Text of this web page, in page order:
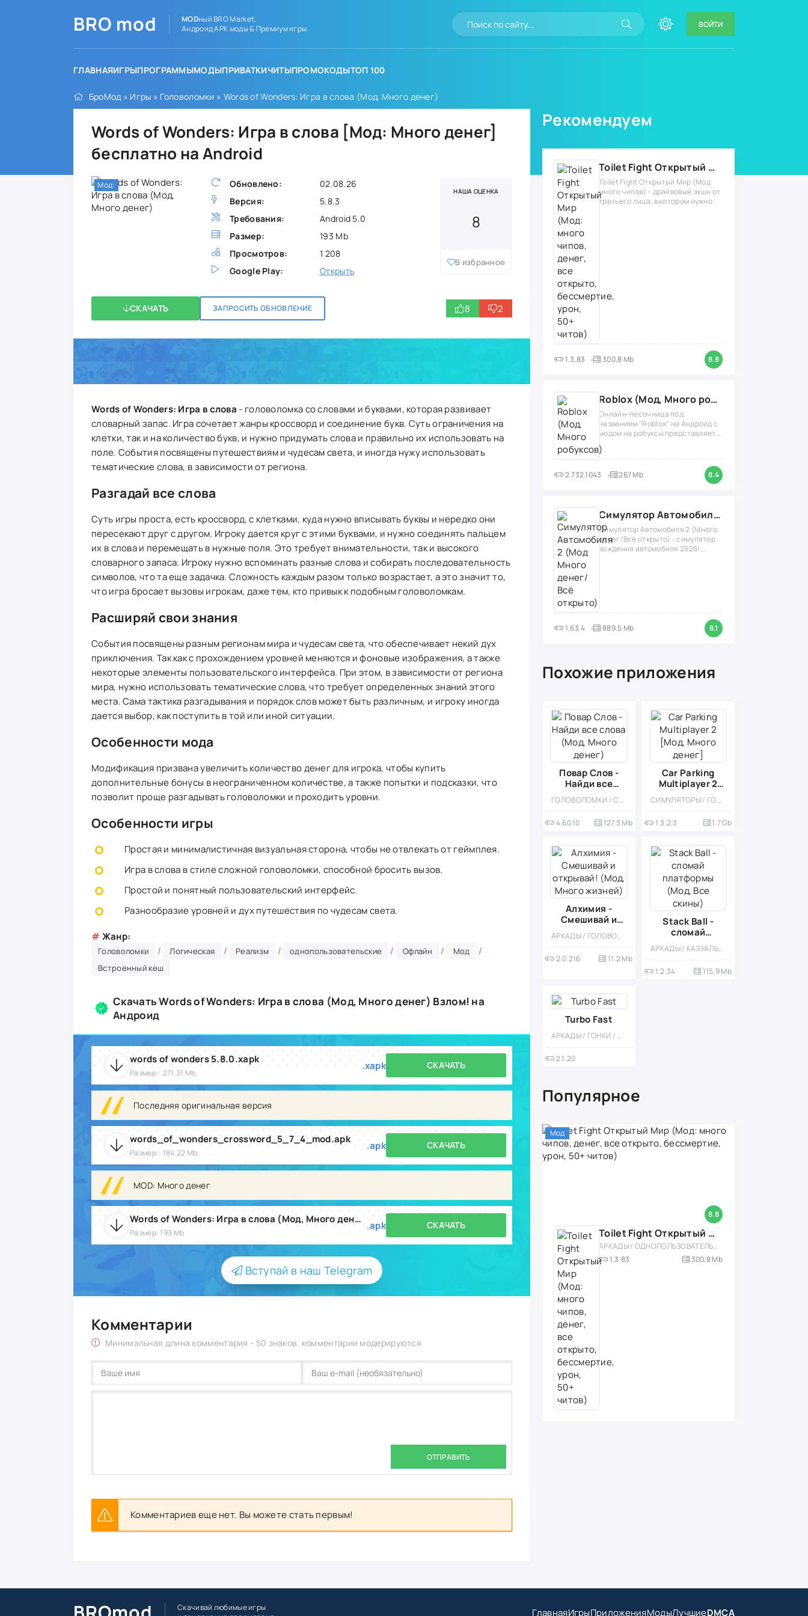
BRO mod MODный BRO Market.
Андроид APK моды & Премиум игры.
ВОЙТИ
ГЛАВНАЯИГРЫПРОГРАММЫМОДЫПРИВАТКИЧИТЫПРОМОКОДЫТОП 100
БроМод » Игры » Головоломки » Words of Wonders: Игра в слова (Мод, Много денег)
Words of Wonders: Игра в слова [Мод: Много денег]
бесплатно на Android
Обновлено:
02.08.26
Версия:
5.8.3
Требования:
Android 5.0
Размер:
193 Mb
Просмотров:
1 208
Google Play:
Открыть
НАША ОЦЕНКА
8
В избранное
СКАЧАТЬ ЗАПРОСИТЬ ОБНОВЛЕНИЕ 8 2
Мод:
Words of Wonders: Игра в слова - головоломка со словами и буквами, которая развивает
словарный запас. Игра сочетает жанры кроссворд и соединение букв. Суть ограничения на
клетки, так и на количество букв, и нужно придумать слова и правильно их использовать на
поле. События посвящены путешествиям и чудесам света, и иногда нужу использовать
тематические слова, в зависимости от региона.
Разгадай все слова
Суть игры проста, есть кроссворд, с клетками, куда нужно вписывать буквы и нередко они
пересекают друг с другом. Игроку дается круг с этими буквами, и нужно соединять пальцем
их в слова и перемещать в нужные поля. Это требует внимательности, так и высокого
словарного запаса. Игроку нужно вспоминать разные слова и собирать последовательность
символов, что та еще задачка. Сложность каждым разом только возрастает, а это значит то,
что игра бросает вызовы игрокам, даже тем, кто привык к подобным головоломкам.
Расширяй свои знания
События посвящены разным регионам мира и чудесам света, что обеспечивает некий дух
приключения. Так как с прохождением уровней меняются и фоновые изображения, а также
некоторые элементы пользовательского интерфейса. При этом, в зависимости от региона
мира, нужно использовать тематические слова, что требует определенных знаний этого
места. Сама тактика разгадывания и порядок слов может быть различным, и игроку иногда
дается выбор, как поступить в той или иной ситуации.
Особенности мода
Модификация призвана увеличить количество денег для игрока, чтобы купить
дополнительные бонусы в неограниченном количестве, а также попытки и подсказки, что
позволит проще разгадывать головоломки и проходить уровни.
Особенности игры
Простая и минималистичная визуальная сторона, чтобы не отвлекать от геймплея.
Игра в слова в стиле сложной головоломки, способной бросить вызов.
Простой и понятный пользовательский интерфейс.
Разнообразие уровней и дух путешествия по чудесам света.
# Жанр:
Головоломки / Логическая / Реализм / однопользовательские / Офлайн / Мод /
Встроенный кеш
Скачать Words of Wonders: Игра в слова (Мод, Много денег) Взлом! на
Андроид
words of wonders 5.8.0.xapk
Размер:: 271.31 Mb,
.xapk СКАЧАТЬ
Последняя оригинальная версия
words_of_wonders_crossword_5_7_4_mod.apk
Размер:: 184.22 Mb,
.apk СКАЧАТЬ
MOD: Много денег
Words of Wonders: Игра в слова (Мод, Много денег) v5.8.3
Размер: 193 Mb
.apk СКАЧАТЬ
Вступай в наш Telegram
Комментарии
Минимальная длина комментария - 50 знаков. комментарии модерируются
ОТПРАВИТЬ
Комментариев еще нет. Вы можете стать первым!
Рекомендуем
Toilet Fight Открытый Мир (Мод: много чипов, денег, все открыто, бессмертие, урон, 50+ читов)
Toilet Fight Открытый Мир (Мод
много чипов) - драйвовый экшн от
третьего лица, в котором нужно
1.3.83 300,8 Mb 8.8
Roblox (Мод, Много робуксов)
Онлайн-песочница под
названием "Roblox" на Андроид с
модом на робуксы представляет
собой
2.732.1043 267 Mb 8.4
Симулятор Автомобиля 2 (Мод Много денег/Всё открыто)
Симулятор Автомобиля 2 (Много
денег/Всё открыто) - симулятор
вождения автомобиля 2026!
1.63.4 889.5 Mb 8.1
Похожие приложения
Повар Слов -
Найди все
слова (Мод,
Много денег)ГОЛОВОЛОМКИ / СТИЛИЗАЦИЯ / ОДНОПОЛЬЗОВАТЕЛЬСКИЕ / ОФЛАЙН / МОД / ВСТРОЕННЫЙ КЕШ / ЛОГИЧЕСКАЯ
4.60.10 127.3 Mb
Car Parking
Multiplayer 2
[Мод, Много
денег]
СИМУЛЯТОРЫ / ГОНКИ / ОТКРЫТЫЙ МИР / КАЗУАЛЬНЫЕ / СТИЛИЗАЦИЯ / 3D / ВСТРОЕННЫЙ КЕШ / БОЛЬШАЯ / МОД / ФИЗИКА
1.3.2.3 1.7 Gb
Алхимия -
Смешивай и
открывай!
(Мод, МногоАРКАДЫ / ГОЛОВОЛОМКИ / ФИЗИКА / МОД / РАЗВИВАЮЩИЕ / ОДНОПОЛЬЗОВАТЕЛЬСКИЕ / СОВМЕЩЕНИЕ ПРЕДМЕТОВ / КАЗУАЛЬНЫЕ / СТИЛИЗАЦИЯ / ОФЛАЙН / МАЛЕНЬКАЯ
2.0.216 11.2 Mb
Stack Ball -
сломай
платформы
(Мод, Все
АРКАДЫ / КАЗУАЛЬНЫЕ / АБСТРАКЦИЯ / ОДНОПОЛЬЗОВАТЕЛЬСКИЕ / ОФЛАЙН / МОД / ВСТРОЕННЫЙ КЕШ / 3D / МАЛЕНЬКАЯ / ВЕСЁЛАЯ / ГОЛОВОЛОМКИ
1.2.34 115.9 Mb
Turbo Fast
АРКАДЫ / ГОНКИ / ОДНОПОЛЬЗОВАТЕЛЬСКИЕ / ОФЛАЙН / ДЛЯ ДЕТЕЙ / ПО МУЛЬТФИЛЬМАМ / ГОНОЧНЫЙ ШУТЕР
2.1.20
Популярное
8.8
Мод
Toilet Fight Открытый Мир (Мод: много чипов, денег, все открыто, бессмертие, урон, 50+ читов)
АРКАДЫ / ОДНОПОЛЬЗОВАТЕЛЬСКИЕ / ОФЛАЙН / МОД / РОЛЕВЫЕ / ШУТЕРЫ / ОТКРЫТЫЙ МИР / ВСТРОЕННЫЙ КЕШ / 3D / ЭКШЕНЫ / ТУАЛЕТНЫЕ ВОЙНЫ / ДЛЯ ДЕТЕЙ
1.3.83
300,8 Mb
Скачивай любимые игры
ГлавнаяИгрыПриложенияМодыЛучшиеDMCA